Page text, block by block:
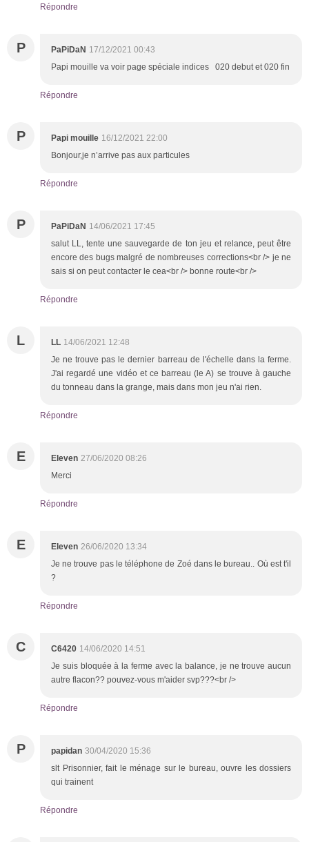
Répondre
P PaPiDaN 17/12/2021 00:43
Papi mouille va voir page spéciale indices 020 debut et 020 fin
Répondre
P Papi mouille 16/12/2021 22:00
Bonjour,je n’arrive pas aux particules
Répondre
P PaPiDaN 14/06/2021 17:45
salut LL, tente une sauvegarde de ton jeu et relance, peut être
encore des bugs malgré de nombreuses corrections<br /> je ne
sais si on peut contacter le cea<br /> bonne route<br />
Répondre
L LL 14/06/2021 12:48
Je ne trouve pas le dernier barreau de l'échelle dans la ferme.
J'ai regardé une vidéo et ce barreau (le A) se trouve à gauche
du tonneau dans la grange, mais dans mon jeu n'ai rien.
Répondre
E Eleven 27/06/2020 08:26
Merci
Répondre
E Eleven 26/06/2020 13:34
Je ne trouve pas le téléphone de Zoé dans le bureau.. Où est t'il
?
Répondre
C C6420 14/06/2020 14:51
Je suis bloquée à la ferme avec la balance, je ne trouve aucun
autre flacon?? pouvez-vous m'aider svp???<br />
Répondre
P papidan 30/04/2020 15:36
slt Prisonnier, fait le ménage sur le bureau, ouvre les dossiers
qui trainent
Répondre